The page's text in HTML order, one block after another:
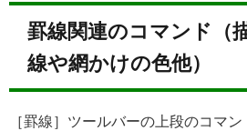
罫線関連のコマンド（
線や網かけの色他）
［罫線］ツールバーの上段のコマ